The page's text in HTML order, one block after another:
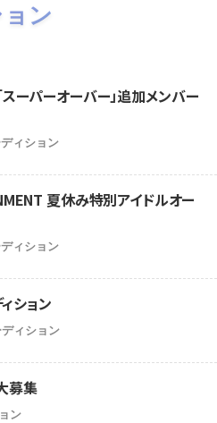
ン
ーパーオーバー」追加メンバー
ィション
夏休み特別アイドルオー
ィション
ション
ィション
募集
ン